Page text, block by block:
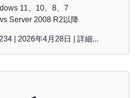
11、10、8、7
Server 2008 R2以降
| 2026年4月28日 | 詳細...